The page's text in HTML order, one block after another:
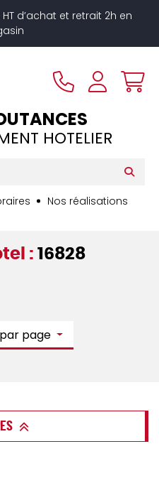
d’achat et retrait 2h en
HOTELIER
Nos réalisations
: 16828
page